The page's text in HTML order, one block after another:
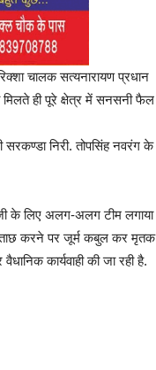
चालक सत्यनारायण प्रधान
ही पूरे क्षेत्र में सनसनी फैल
सरकण्डा निरी. तोपसिंह नवरंग के
के लिए अलग-अलग टीम लगाया
करने पर जूर्म कबुल कर मृतक
कार्यवाही की जा रही है.